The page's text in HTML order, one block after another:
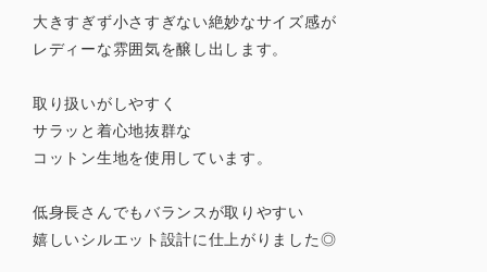
大きすぎず小さすぎない絶妙なサイズ感が
レディーな雰囲気を醸し出します。
取り扱いがしやすく
サラッと着心地抜群な
コットン生地を使用しています。
低身長さんでもバランスが取りやすい
嬉しいシルエット設計に仕上がりました◎